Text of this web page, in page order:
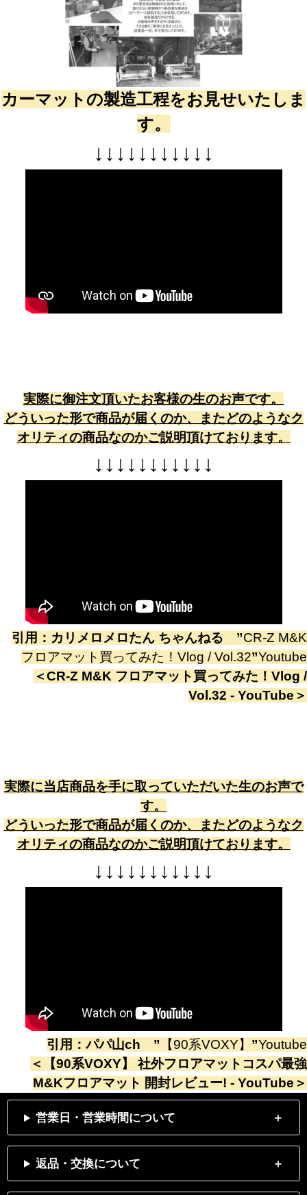
カーマットの製造工程をお見せいたしま
す。
↓ ↓ ↓ ↓ ↓ ↓ ↓ ↓ ↓ ↓ ↓
実際に御注文頂いたお客様の生のお声です。
どういった形で商品が届くのか、またどのようなク
オリティの商品なのかご説明頂けております。
↓ ↓ ↓ ↓ ↓ ↓ ↓ ↓ ↓ ↓ ↓
引用： カリメロメロたん ちゃんねる ”CR-Z M&K
フロアマット買ってみた！Vlog / Vol.32”Youtube
＜CR-Z M&K フロアマット買ってみた！Vlog /
Vol.32 - YouTube ＞
実際に当店商品を手に取っていただいた生のお声で
す。
どういった形で商品が届くのか、またどのようなク
オリティの商品なのかご説明頂けております。
↓ ↓ ↓ ↓ ↓ ↓ ↓ ↓ ↓ ↓ ↓
引用：パパ山ch ” 【90系VOXY】 ”Youtube
＜
【90系VOXY】 社外フロアマットコスパ最強
M&Kフロアマット 開封レビュー! - YouTube ＞
営業日・営業時間について
返品・交換について